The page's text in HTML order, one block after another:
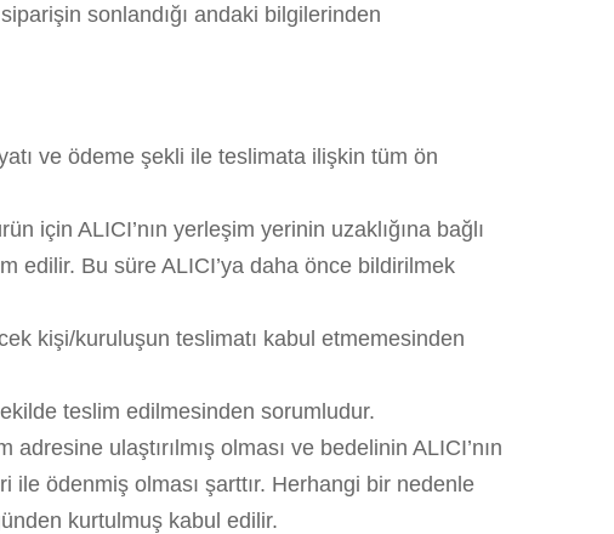
sonlandığı andaki bilgilerinden
ve ödeme şekli ile teslimata ilişkin tüm ön
için ALICI’nın yerleşim yerinin uzaklığına bağlı
edilir. Bu süre ALICI’ya daha önce bildirilmek
kişi/kuruluşun teslimatı kabul etmemesinden
teslim edilmesinden sorumludur.
ulaştırılmış olması ve bedelinin ALICI’nın
ödenmiş olması şarttır. Herhangi bir nedenle
kurtulmuş kabul edilir.